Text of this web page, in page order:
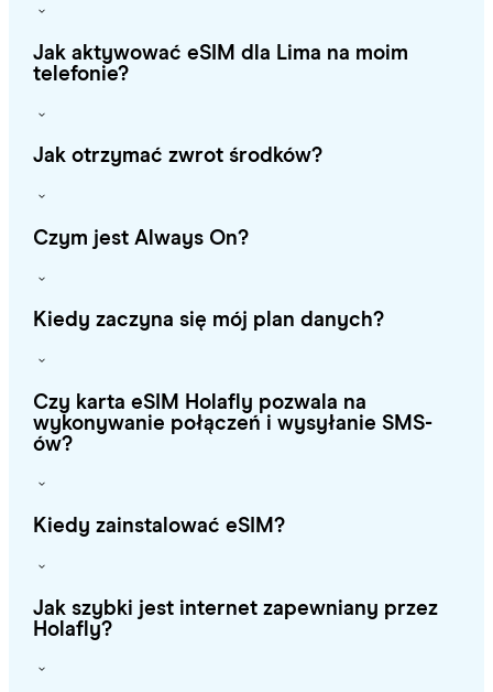
Jak aktywować eSIM dla Lima na moim
telefonie?
Jak otrzymać zwrot środków?
Czym jest Always On?
Kiedy zaczyna się mój plan danych?
Czy karta eSIM Holafly pozwala na
wykonywanie połączeń i wysyłanie SMS-
ów?
Kiedy zainstalować eSIM?
Jak szybki jest internet zapewniany przez
Holafly?